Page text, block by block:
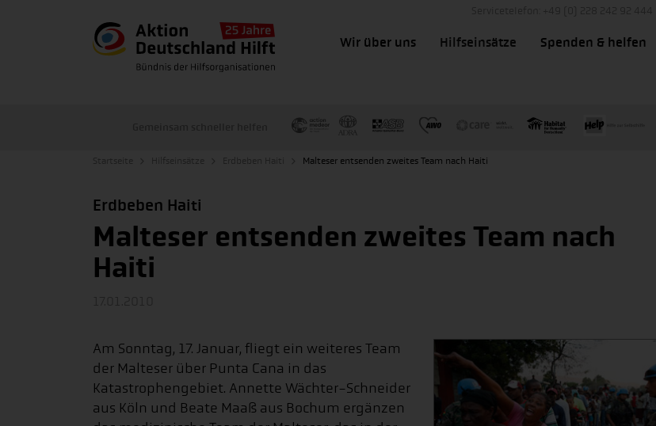
Wir über uns Hilfseinsätze Spenden & helfen
Malteser entsenden zweites Team nach Haiti
Erdbeben Haiti
Malteser entsenden zweites Team nach
Haiti
Am Sonntag, 17. Januar, fliegt ein weiteres Team
der Malteser über Punta Cana in das
Katastrophengebiet. Annette Wächter-Schneider
aus Köln und Beate Maaß aus Bochum ergänzen